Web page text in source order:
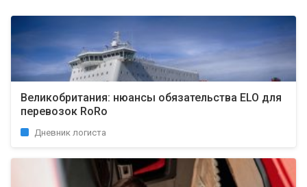
Великобритания: нюансы обязательства ELO для
перевозок RoRo
Дневник логиста